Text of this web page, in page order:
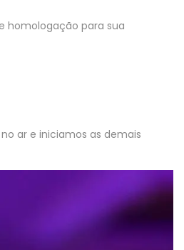
homologação para sua
ar e iniciamos as demais